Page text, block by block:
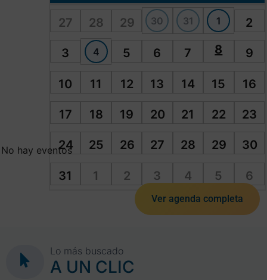
27 28 29 30 31 1 2
3 4 5 6 7 8 9
10 11 12 13 14 15 16
17 18 19 20 21 22 23
24 25 26 27 28 29 30
31 1 2 3 4 5 6
No hay eventos
Ver agenda completa
Lo más buscado
A UN CLIC